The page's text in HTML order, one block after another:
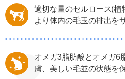
適切な量のセルロース(植
より体内の毛玉の排出を
オメガ3脂肪酸とオメガ6
膚、美しい毛並の状態を